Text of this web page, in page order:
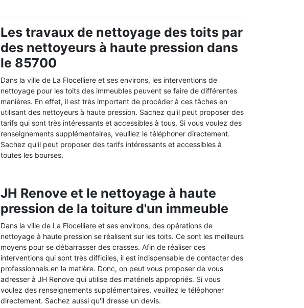
Les travaux de nettoyage des toits par
des nettoyeurs à haute pression dans
le 85700
Dans la ville de La Flocelliere et ses environs, les interventions de
nettoyage pour les toits des immeubles peuvent se faire de différentes
manières. En effet, il est très important de procéder à ces tâches en
utilisant des nettoyeurs à haute pression. Sachez qu'il peut proposer des
tarifs qui sont très intéressants et accessibles à tous. Si vous voulez des
renseignements supplémentaires, veuillez le téléphoner directement.
Sachez qu'il peut proposer des tarifs intéressants et accessibles à
toutes les bourses.
JH Renove et le nettoyage à haute
pression de la toiture d'un immeuble
Dans la ville de La Flocelliere et ses environs, des opérations de
nettoyage à haute pression se réalisent sur les toits. Ce sont les meilleurs
moyens pour se débarrasser des crasses. Afin de réaliser ces
interventions qui sont très difficiles, il est indispensable de contacter des
professionnels en la matière. Donc, on peut vous proposer de vous
adresser à JH Renove qui utilise des matériels appropriés. Si vous
voulez des renseignements supplémentaires, veuillez le téléphoner
directement. Sachez aussi qu'il dresse un devis.